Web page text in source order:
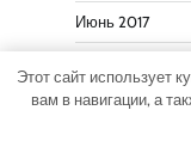
Июнь 2017
Март 2017
Этот сайт использует
вам в навигации, а